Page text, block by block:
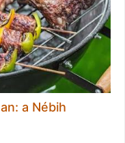
a Nébih